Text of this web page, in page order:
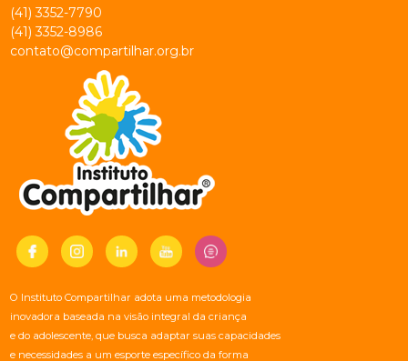
(41) 3352-7790
(41) 3352-8986
contato@compartilhar.org.br
O Instituto Compartilhar adota uma metodologia
inovadora baseada na visão integral da criança
e do adolescente, que busca adaptar suas capacidades
e necessidades a um esporte específico da forma